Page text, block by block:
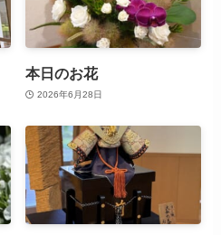
本日のお花
2026年6月28日